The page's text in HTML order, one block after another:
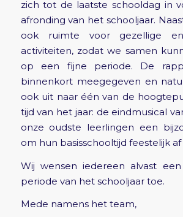
zich tot de laatste schooldag in
afronding van het schooljaar.
ook ruimte voor gezellige
activiteiten, zodat we samen
op een fijne periode. De
binnenkort meegegeven en
ook uit naar één van de
tijd van het jaar: de eindmusical
onze oudste leerlingen een
om hun basisschooltijd feestelijk
Wij wensen iedereen alvast
periode van het schooljaar toe.
Mede namens het team,